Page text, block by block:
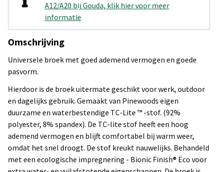
A12/A20 bij Gouda, klik hier voor meer
informatie
Omschrijving
Universele broek met goed ademend vermogen en goede
pasvorm.
Hierdoor is de broek uitermate geschikt voor werk, outdoor
en dagelijks gebruik. Gemaakt van Pinewoods eigen
duurzame en waterbestendige TC-Lite ™ -stof. (92%
polyester, 8% spandex). De TC-lite stof heeft een hoog
ademend vermogen en blijft comfortabel bij warm weer,
omdat het snel droogt. De stof kreukt nauwelijks. Behandeld
met een ecologische impregnering - Bionic Finish® Eco voor